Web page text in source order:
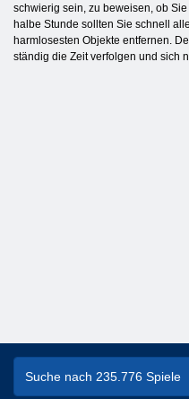
schwierig sein, zu beweisen, ob
halbe Stunde sollten Sie schnell
harmlosesten Objekte entfernen.
ständig die Zeit verfolgen und sich